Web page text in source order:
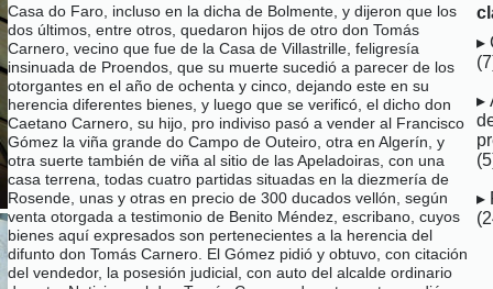
Casa do Faro, incluso en la dicha de Bolmente, y dijeron que los
dos últimos, entre otros, quedaron hijos de otro don Tomás
Carnero, vecino que fue de la Casa de Villastrille, feligresía
insinuada de Proendos, que su muerte sucedió a parecer de los
otorgantes en el año de ochenta y cinco, dejando este en su
herencia diferentes bienes, y luego que se verificó, el dicho don
Caetano Carnero, su hijo, pro indiviso pasó a vender al Francisco
Gómez la viña grande do Campo de Outeiro, otra en Algerín, y
otra suerte también de viña al sitio de las Apeladoiras, con una
casa terrena, todas cuatro partidas situadas en la diezmería de
Rosende, unas y otras en precio de 300 ducados vellón, según
venta otorgada a testimonio de Benito Méndez, escribano, cuyos
bienes aquí expresados son pertenecientes a la herencia del
difunto don Tomás Carnero. El Gómez pidió y obtuvo, con citación
del vendedor, la posesión judicial, con auto del alcalde ordinario